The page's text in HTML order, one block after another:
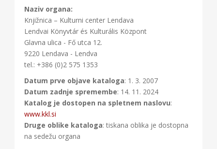
Naziv organa:
Knjižnica – Kulturni center Lendava
Lendvai Könyvtár és Kulturális Központ
Glavna ulica - Fő utca 12.
9220 Lendava - Lendva
tel.: +386 (0)2 575 1353
Datum prve objave kataloga: 1. 3. 2007
Datum zadnje spremembe: 14. 11. 2024
Katalog je dostopen na spletnem naslovu:
www.kkl.si
Druge oblike kataloga: tiskana oblika je dostopna
na sedežu organa